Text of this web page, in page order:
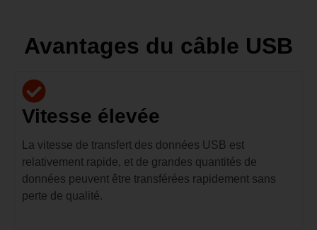
Avantages du câble USB
Vitesse élevée
La vitesse de transfert des données USB est
relativement rapide, et de grandes quantités de
données peuvent être transférées rapidement sans
perte de qualité.